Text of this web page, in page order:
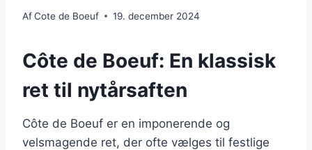
AfCote de Boeuf 19. december 2024
Côte de Boeuf: En klassisk
ret til nytårsaften
Côte de Boeuf er en imponerende og
velsmagende ret, der ofte vælges til festlige